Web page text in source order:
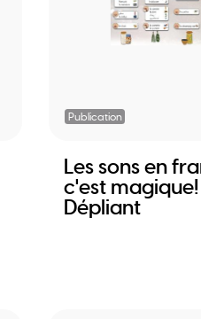
Publication
Les sons en
c'est
Dépliant